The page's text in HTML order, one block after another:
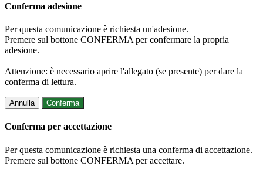
Conferma adesione
Per questa comunicazione è richiesta un'adesione.
Premere sul bottone CONFERMA per confermare la propria
adesione.
Attenzione: è necessario aprire l'allegato (se presente) per dare la
conferma di lettura.
Annulla Conferma
Conferma per accettazione
Per questa comunicazione è richiesta una conferma di accettazione.
Premere sul bottone CONFERMA per accettare.